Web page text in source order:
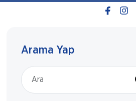
Arama Yap